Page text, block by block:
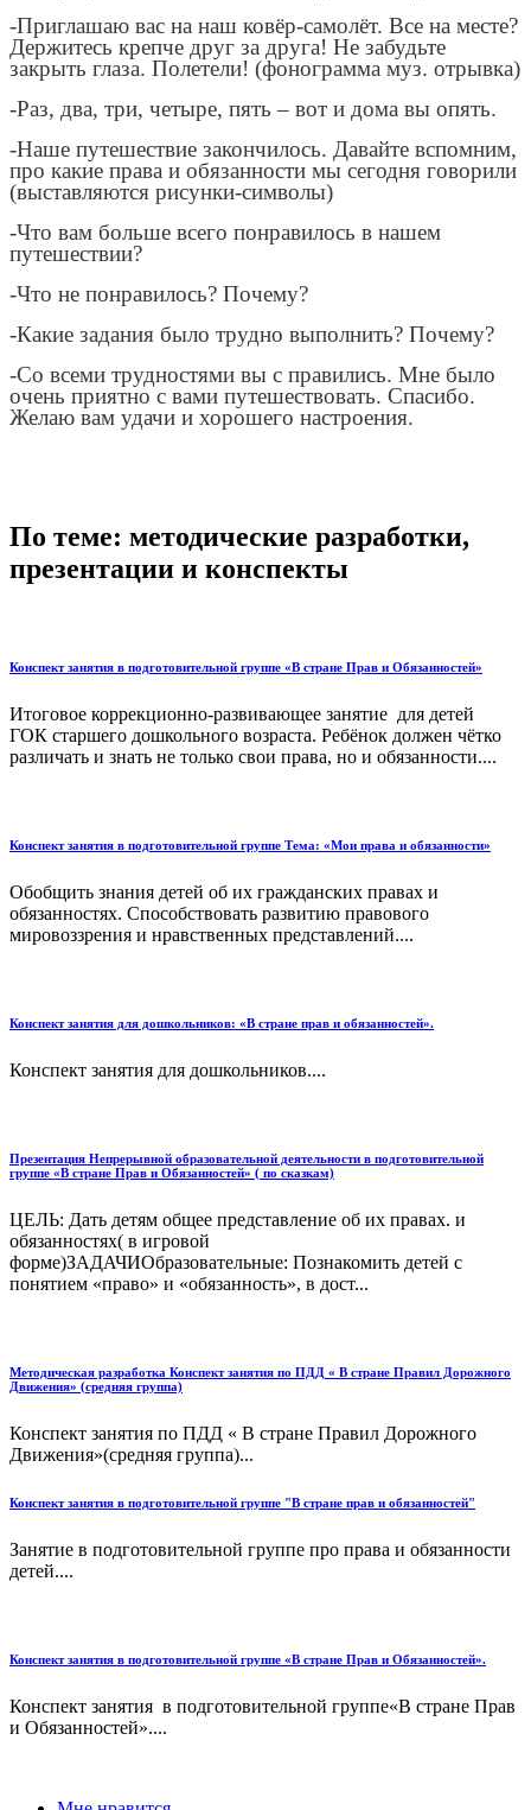
-Приглашаю вас на наш ковёр-самолёт. Все на месте?
Держитесь крепче друг за друга! Не забудьте
закрыть глаза. Полетели! (фонограмма муз. отрывка)
-Раз, два, три, четыре, пять – вот и дома вы опять.
-Наше путешествие закончилось. Давайте вспомним,
про какие права и обязанности мы сегодня говорили
(выставляются рисунки-символы)
-Что вам больше всего понравилось в нашем
путешествии?
-Что не понравилось? Почему?
-Какие задания было трудно выполнить? Почему?
-Со всеми трудностями вы с правились. Мне было
очень приятно с вами путешествовать. Спасибо.
Желаю вам удачи и хорошего настроения.
По теме: методические разработки,
презентации и конспекты
Конспект занятия в подготовительной группе «В стране Прав и Обязанностей»
Итоговое коррекционно-развивающее занятие для детей
ГОК старшего дошкольного возраста. Ребёнок должен чётко
различать и знать не только свои права, но и обязанности....
Конспект занятия в подготовительной группе Тема: «Мои права и обязанности»
Обобщить знания детей об их гражданских правах и
обязанностях. Способствовать развитию правового
мировоззрения и нравственных представлений....
Конспект занятия для дошкольников: «В стране прав и обязанностей».
Конспект занятия для дошкольников....
Презентация Непрерывной образовательной деятельности в подготовительной
группе «В стране Прав и Обязанностей» ( по сказкам)
ЦЕЛЬ: Дать детям общее представление об их правах. и
обязанностях( в игровой
форме)ЗАДАЧИОбразовательные: Познакомить детей с
понятием «право» и «обязанность», в дост...
Методическая разработка Конспект занятия по ПДД « В стране Правил Дорожного
Движения» (средняя группа)
Конспект занятия по ПДД « В стране Правил Дорожного
Движения»(средняя группа)...
Конспект занятия в подготовительной группе "В стране прав и обязанностей"
Занятие в подготовительной группе про права и обязанности
детей....
Конспект занятия в подготовительной группе «В стране Прав и Обязанностей».
Конспект занятия в подготовительной группе«В стране Прав
и Обязанностей»....